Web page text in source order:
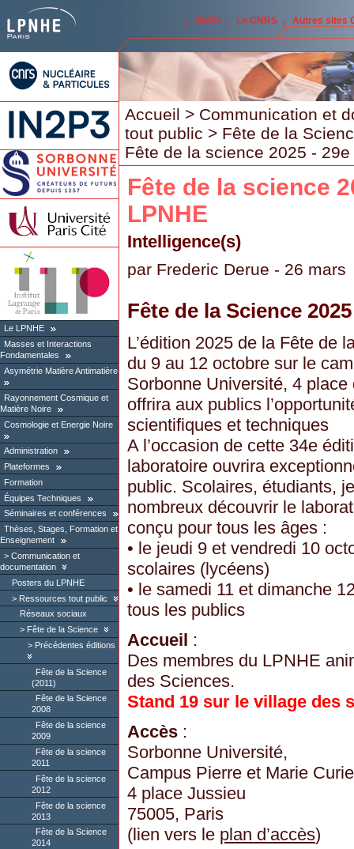
IN2P3 Le CNRS Autres sites
Le LPNHE
Masses et Interactions
Fondamentales
Asymétrie Matière Antimatière
Rayonnement Cosmique et
Matière Noire
Cosmologie et Energie Noire
Administration
Plateformes
Formation
Équipes Techniques
Séminaires et conférences
Thèses, Stages, Formation et
Enseignement
Communication et
documentation
Posters du LPNHE
Ressources tout public
Réseaux sociaux
Fête de la Science
Précédentes éditions
Fête de la Science
(2011)
Fête de la Science
2008
Fête de la science
2009
Fête de la science
2011
Fête de la science
2012
Fête de la science
2013
Fête de la Science
2014
Accueil > Communication et
tout public > Fête de la
Fête de la science 2025 -
Fête de la science
LPNHE
Intelligence(s)
par Frederic Derue - 26 mars
Fête de la Science 2025
L’édition 2025 de la Fête de
du 9 au 12 octobre sur le
Sorbonne Université, 4
offrira aux publics
scientifiques et techniques
A l’occasion de cette 34e
laboratoire ouvrira
public. Scolaires, étudiants,
nombreux découvrir le
conçu pour tous les âges :
• le jeudi 9 et vendredi 10
scolaires (lycéens)
• le samedi 11 et dimanche
tous les publics
Accueil :
Des membres du LPNHE
des Sciences.
Stand 19 sur le village des
Accès :
Sorbonne Université,
Campus Pierre et Marie
4 place Jussieu
75005, Paris
(lien vers le plan d’accès)